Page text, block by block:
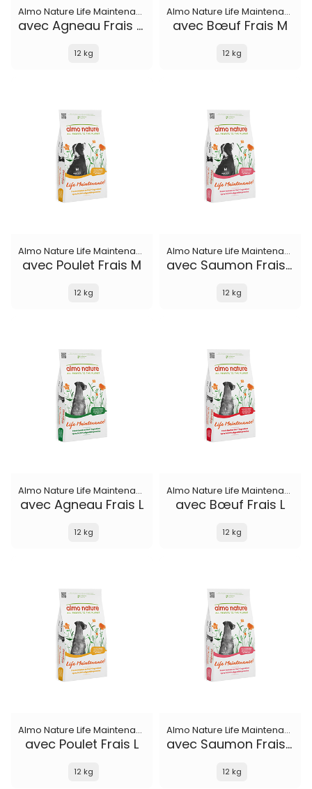
Almo Nature Life Maintenance
avec Agneau Frais M
12 kg
Almo Nature Life Maintenance
avec Bœuf Frais M
12 kg
Almo Nature Life Maintenance
avec Poulet Frais M
12 kg
Almo Nature Life Maintenance
avec Saumon Frais M
12 kg
Almo Nature Life Maintenance
avec Agneau Frais L
12 kg
Almo Nature Life Maintenance
avec Bœuf Frais L
12 kg
Almo Nature Life Maintenance
avec Poulet Frais L
12 kg
Almo Nature Life Maintenance
avec Saumon Frais L
12 kg